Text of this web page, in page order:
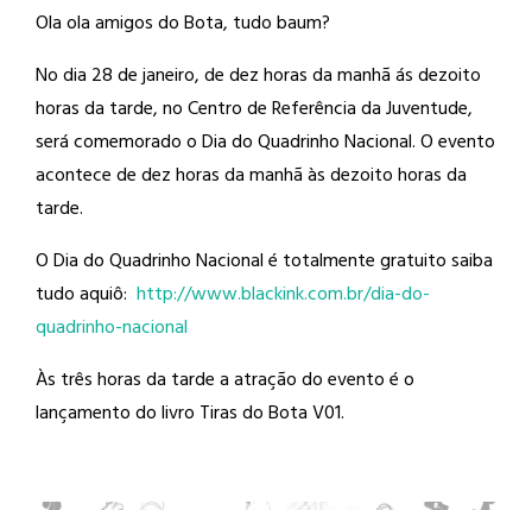
Ola ola amigos do Bota, tudo baum?
No dia 28 de janeiro, de dez horas damanhã ás dezoito
horas da tarde, no Centro de Referência da Juventude,
será comemorado o Dia do Quadrinho Nacional. O evento
acontece de dez horas da manhã às dezoito horas da
tarde.
O Dia do Quadrinho Nacional é totalmente gratuito saiba
tudo aquiô: http://www.blackink.com.br/dia-do-
quadrinho-nacional
Às três horas da tarde a atração do evento é o
lançamento do livro Tiras do Bota V01.